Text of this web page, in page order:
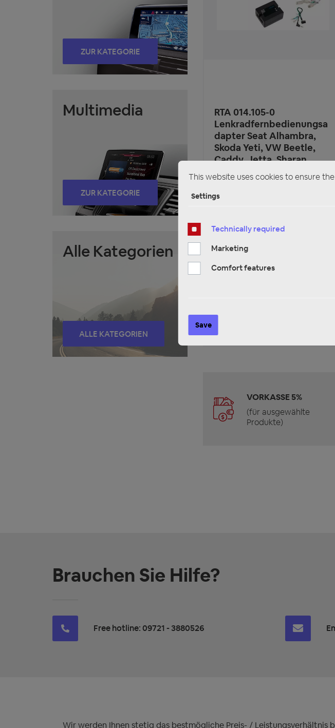
ZUR KATEGORIE
Multimedia
ZUR KATEGORIE
Alle Kategorien
ALLE KATEGORIEN
RTA 014.105-0
Lenkradfernbedienungsa
dapter Seat Alhambra,
Skoda Yeti, VW Beetle,
Caddy, Jetta, Sharan,
Tiguan, T6 CAN Bus
€85.95*
ADD TO SHOPPING CART
VORKASSE 5%
(für ausgewählte
Produkte)
Brauchen Sie Hilfe?
Free hotline: 09721 - 3880526
Wir werden Ihnen stetig das bestmögliche Preis- /
This website uses cookies to ensure
Settings
Technically required
Marketing
Comfort features
Save